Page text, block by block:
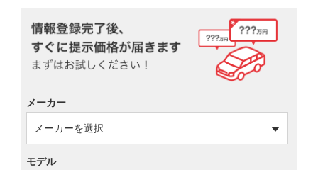
メーカー
モデル